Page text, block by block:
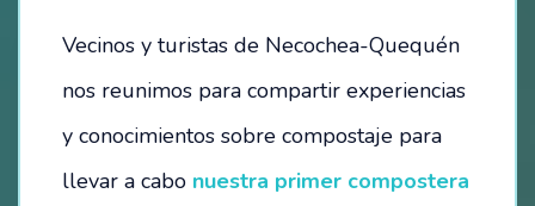
HOSTEL – LA CASITA DEL MAR
ESTACIONAMIENTO
Vecinos y turistas de Necochea-Quequén
nos reunimos para compartir experiencias
y conocimientos sobre compostaje para
llevar a cabo nuestra primer compostera